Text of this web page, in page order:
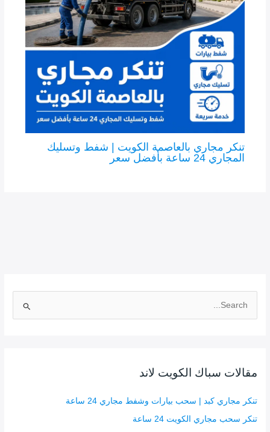
تنكر مجاري بالعاصمة الكويت | شفط وتسليك
المجاري 24 ساعة بأفضل سعر
ع
ن
مقالات سباك الكويت لاند
تنكر مجاري كبد | سحب بيارات وشفط مجاري 24 ساعة
تنكر سحب مجاري الكويت 24 ساعة